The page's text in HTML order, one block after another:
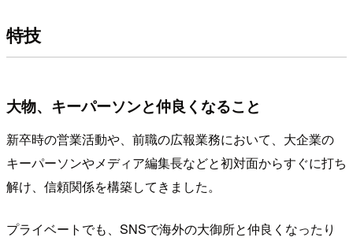
特技
大物、キーパーソンと仲良くなること
新卒時の営業活動や、前職の広報業務において、大企業の
キーパーソンやメディア編集長などと初対面からすぐに打ち
解け、信頼関係を構築してきました。
プライベートでも、 SNSで海外の大御所と仲良くなったり